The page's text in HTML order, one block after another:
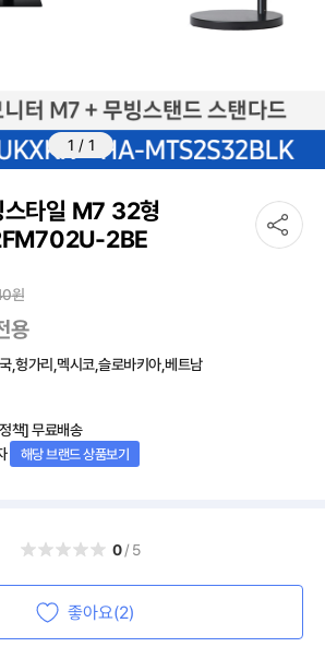
1 / 1
타일 M7 32형
2BE
원
용
,헝가리,멕시코,슬로바키아,베트남
책] 무료배송
해당 브랜드 상품보기
0/5
좋아요(2)